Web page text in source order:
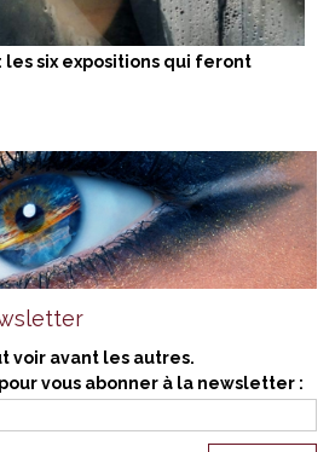
les six expositions qui feront
voir avant les autres.
vous abonner à la newsletter :